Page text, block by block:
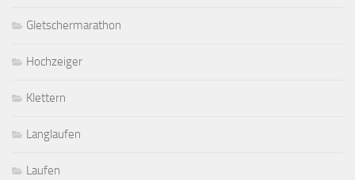
Gletschermarathon
Hochzeiger
Klettern
Langlaufen
Laufen